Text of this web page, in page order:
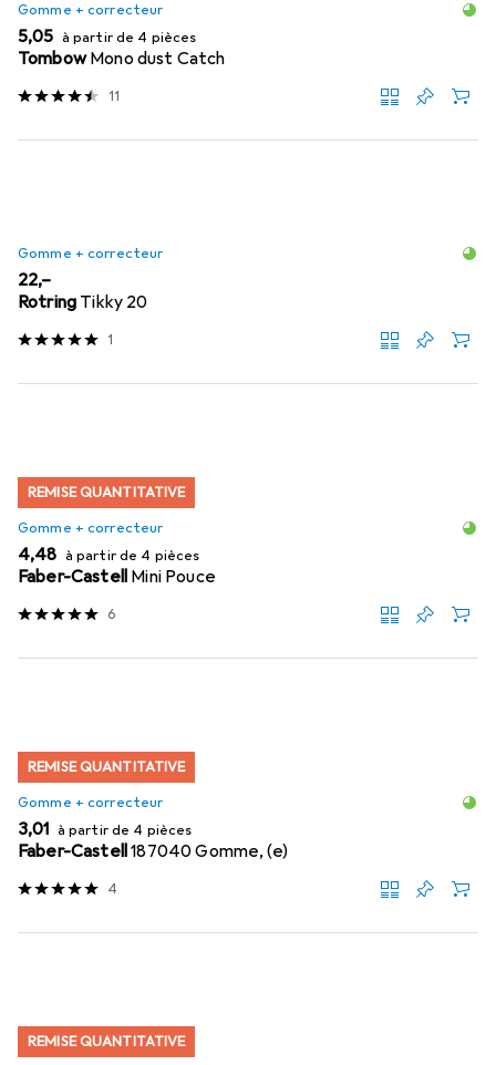
Gomme + correcteur
EUR
5,05 à partir de 4 pièces
Tombow Mono dust Catch
11
Gomme + correcteur
EUR
22,–
Rotring Tikky 20
1
REMISE QUANTITATIVE
Gomme + correcteur
EUR
4,48 à partir de 4 pièces
Faber-Castell Mini Pouce
6
REMISE QUANTITATIVE
Gomme + correcteur
EUR
3,01 à partir de 4 pièces
Faber-Castell187040 Gomme, (e)
4
REMISE QUANTITATIVE